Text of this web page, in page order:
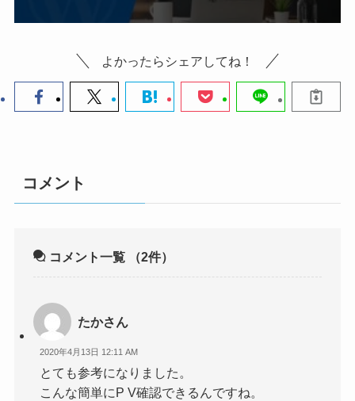
よかったらシェアしてね！
コメント
コメント一覧 （2件）
たかさん
2020年4月13日 12:11 AM
とても参考になりました。
こんな簡単にP V確認できるんですね。